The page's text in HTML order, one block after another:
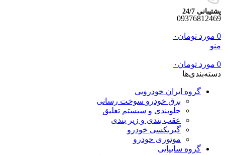
پشتیبانی 24/7
09376812469
0 مورد تومان ۰
منو
0 مورد تومان ۰
دسته‌بندی‌ها
گروه ایران خودرویی
برق خودرو سوخت رسانی
جلوبندی و سیستم تعلیق
عقب بندی و زیر بندی
گیربکسی خودرو
موتوری خودرو
گروه سایپایی